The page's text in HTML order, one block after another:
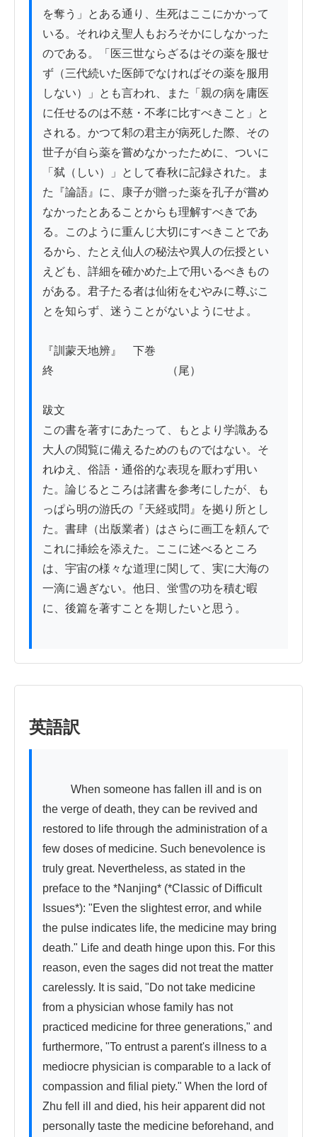
を奪う」とある通り、生死はここにかかって
いる。それゆえ聖人もおろそかにしなかった
のである。「医三世ならざるはその薬を服せ
ず（三代続いた医師でなければその薬を服用
しない）」とも言われ、また「親の病を庸医
に任せるのは不慈・不孝に比すべきこと」と
される。かつて邾の君主が病死した際、その
世子が自ら薬を嘗めなかったために、ついに
「弑（しい）」として春秋に記録された。ま
た『論語』に、康子が贈った薬を孔子が嘗め
なかったとあることからも理解すべきであ
る。このように重んじ大切にすべきことであ
るから、たとえ仙人の秘法や異人の伝授とい
えども、詳細を確かめた上で用いるべきもの
がある。君子たる者は仙術をむやみに尊ぶこ
とを知らず、迷うことがないようにせよ。
『訓蒙天地辨』　下巻
終　　　　　　　　　　（尾）
跋文
この書を著すにあたって、もとより学識ある
大人の閲覧に備えるためのものではない。そ
れゆえ、俗語・通俗的な表現を厭わず用い
た。論じるところは諸書を参考にしたが、も
っぱら明の游氏の『天経或問』を拠り所とし
た。書肆（出版業者）はさらに画工を頼んで
これに挿絵を添えた。ここに述べるところ
は、宇宙の様々な道理に関して、実に大海の
一滴に過ぎない。他日、蛍雪の功を積む暇
に、後篇を著すことを期したいと思う。
英語訳
the verge of death, they can be revived and
restored to life through the administration of a
few doses of medicine. Such benevolence is
truly great. Nevertheless, as stated in the
preface to the *Nanjing* (*Classic of Difficult
Issues*): "Even the slightest error, and while
the pulse indicates life, the medicine may bring
death." Life and death hinge upon this. For this
reason, even the sages did not treat the matter
carelessly. It is said, "Do not take medicine
from a physician whose family has not
practiced medicine for three generations," and
furthermore, "To entrust a parent's illness to a
mediocre physician is comparable to a lack of
compassion and filial piety." When the lord of
Zhu fell ill and died, his heir apparent did not
personally taste the medicine beforehand, and